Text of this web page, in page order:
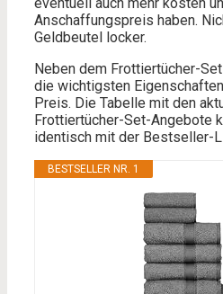
Anschaffungspreis haben.
Geldbeutel locker.
Neben dem Frottiertücher-
die wichtigsten
Preis. Die Tabelle mit den
Frottiertücher-Set-Angebote
identisch mit der Bestseller-
BESTSELLER NR. 1